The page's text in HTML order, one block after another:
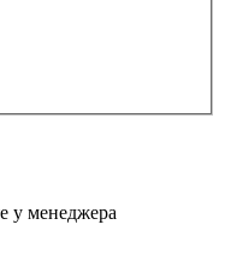
у менеджера